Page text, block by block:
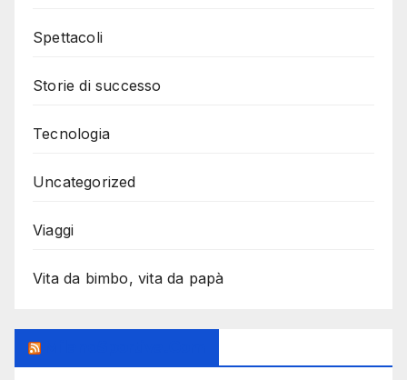
Spettacoli
Storie di successo
Tecnologia
Uncategorized
Viaggi
Vita da bimbo, vita da papà